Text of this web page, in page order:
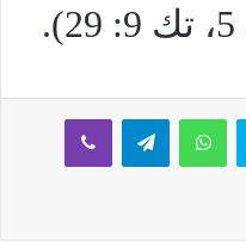
سكايب واتساب تيلقرام ڤايبر